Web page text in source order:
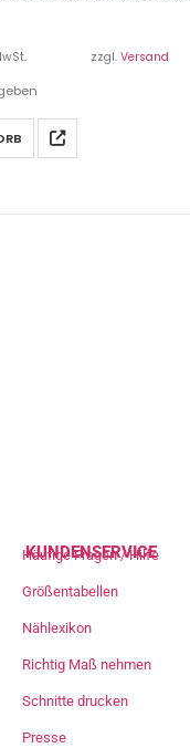
zzgl. Versand
KUNDENSERVICE
Häufige Fragen / Hilfe
Größentabellen
Nählexikon
Richtig Maß nehmen
Schnitte drucken
Presse